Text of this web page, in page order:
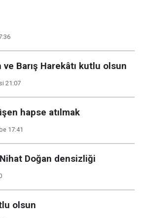
ve Barış Harekâtı kutlu olsun
21:07
hapse atılmak
17:41
Doğan densizliği
olsun